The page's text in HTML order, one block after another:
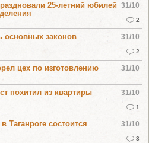
31/10
2
25-летний юбилей
31/10
2
основных законов
31/10
цех по изготовлению
31/10
1
похитил из квартиры
31/10
3
Таганроге состоится